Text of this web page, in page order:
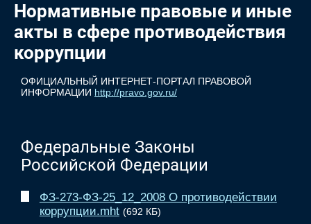
Нормативные правовые и иные
акты в сфере противодействия
коррупции
ОФИЦИАЛЬНЫЙ ИНТЕРНЕТ-ПОРТАЛ ПРАВОВОЙ
ИНФОРМАЦИИ http://pravo.gov.ru/
Федеральные Законы
Российской Федерации
ФЗ-273-ФЗ-25_12_2008 О противодействии
коррупции.mht (692 КБ)